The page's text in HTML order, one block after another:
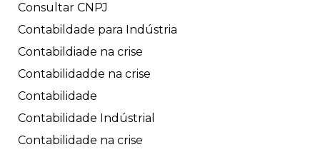
Consultar CNPJ
Contabildade para Indústria
Contabildiade na crise
Contabilidadde na crise
Contabilidade
Contabilidade Indústrial
Contabilidade na crise